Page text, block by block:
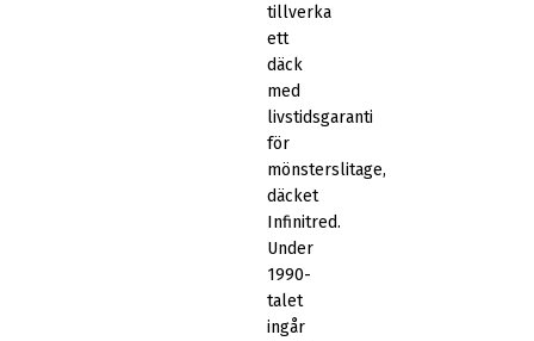
tillverka
ett
däck
med
livstidsgaranti
för
mönsterslitage,
däcket
Infinitred.
Under
1990-
talet
ingår